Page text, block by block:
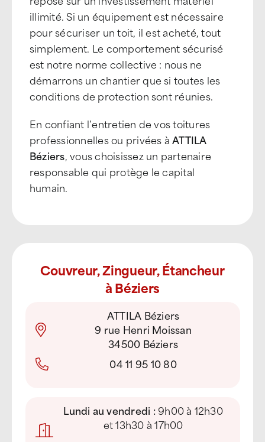
illimité. Si un équipement est nécessaire
pour sécuriser un toit, il est acheté, tout
simplement. Le comportement sécurisé
est notre norme collective : nous ne
démarrons un chantier que si toutes les
conditions de protection sont réunies.
En confiant l’entretien de vos toitures
professionnelles ou privées àATTILA
Béziers, vous choisissez un partenaire
responsable qui protège le capital
humain.
Couvreur, Zingueur, Étancheur
à Béziers
ATTILA Béziers
9 rue Henri Moissan
34500 Béziers
04 11 95 10 80
Lundi au vendredi :9h00 à 12h30
et 13h30 à 17h00